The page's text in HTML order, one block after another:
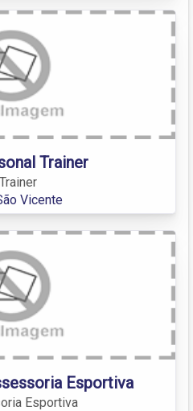
Trainer
Vicente
Esportiva
Esportiva